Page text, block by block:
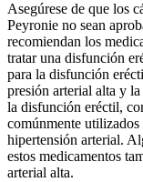
Asegúrese de que los
Peyronie no sean
recomiendan los
tratar una disfunción
para la disfunción
presión arterial alta y
la disfunción eréctil,
comúnmente
hipertensión arterial.
estos medicamentos
arterial alta.